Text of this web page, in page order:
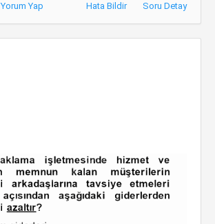
Yorum Yap Hata Bildir Soru Detay